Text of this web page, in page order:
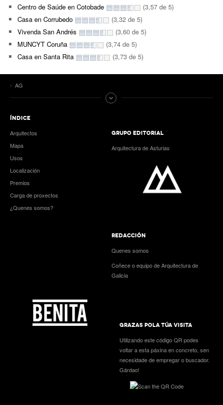
Centro de Saúde en Cotobade
(3,57 de 5)
Casa en Corrubedo
(3,32 de 5)
Vivenda San Andrés
(3,60 de 5)
MUNCYT Coruña
(3,74 de 5)
Casa en Santa Rita
(3,73 de 5)
AG
ÍNDICE
Arquitectos
Mapa
Usos
Localización
Premios
Carga de proxectos
¿Quenes somos?
GRUPO EDITORIAL
Arquitectura de Asturias
REDACCIÓN
Quenes somos
Coñece o equipo de Arquitectura de
Galicia
GRAZAS POLA TÚA VISITA
Utilizando este código QR podes
voltar a esta páxina en concreto, sen
necesidade de empregar o buscador.
Gárdao!